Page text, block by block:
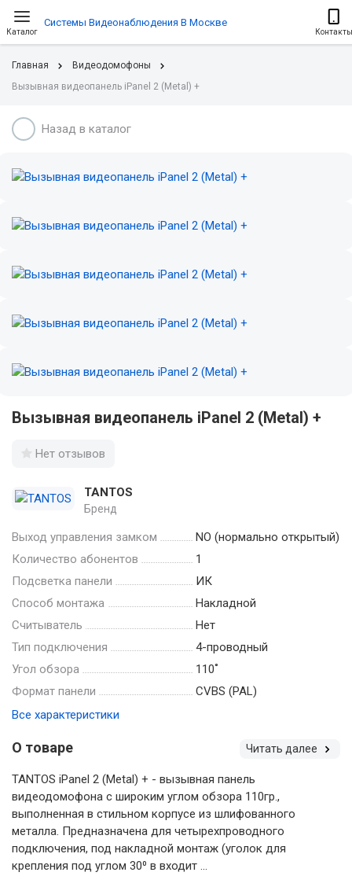
Каталог
Системы Видеонаблюдения В Москве
Контакты
Главная
Видеодомофоны
Вызывная видеопанель iPanel 2 (Metal) +
Назад в каталог
Вызывная видеопанель iPanel 2 (Metal) +
Нет отзывов
TANTOS
Бренд
Выход управления замком
NO (нормально открытый)
Количество абонентов
1
Подсветка панели
ИК
Способ монтажа
Накладной
Считыватель
Нет
Тип подключения
4-проводный
Угол обзора
110˚
Формат панели
CVBS (PAL)
Все характеристики
О товаре Читать далее
TANTOS iPanel 2 (Metal) + - вызывная панель
видеодомофона с широким углом обзора 110гр.,
выполненная в стильном корпусе из шлифованного
металла. Предназначена для четырехпроводного
подключения, под накладной монтаж (уголок для
крепления под углом 30⁰ в входит ...